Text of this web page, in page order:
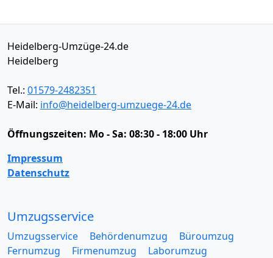
Heidelberg-Umzüge-24.de
Heidelberg
Tel.: 01579-2482351
E-Mail: info@heidelberg-umzuege-24.de
Öffnungszeiten: Mo - Sa: 08:30 - 18:00 Uhr
Impressum
Datenschutz
Umzugsservice
Umzugsservice Behördenumzug
Büroumzug
Fernumzug
Firmenumzug
Laborumzug